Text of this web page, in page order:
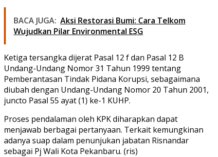
BACA JUGA: Aksi Restorasi Bumi: Cara Telkom
Wujudkan Pilar Environmental ESG
Ketiga tersangka dijerat Pasal 12 f dan Pasal 12 B
Undang-Undang Nomor 31 Tahun 1999 tentang
Pemberantasan Tindak Pidana Korupsi, sebagaimana
diubah dengan Undang-Undang Nomor 20 Tahun 2001,
juncto Pasal 55 ayat (1) ke-1 KUHP.
Proses pendalaman oleh KPK diharapkan dapat
menjawab berbagai pertanyaan. Terkait kemungkinan
adanya suap dalam penunjukan jabatan Risnandar
sebagai Pj Wali Kota Pekanbaru. (ris)